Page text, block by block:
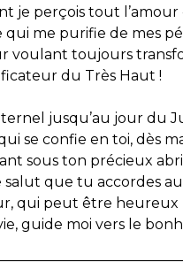
je perçois tout
qui me purifie de mes
voulant toujours
du Très Haut !
jusqu’au jour du
se confie en toi, dès
sous ton précieux abri
salut que tu accordes
qui peut être heureux
guide moi vers le